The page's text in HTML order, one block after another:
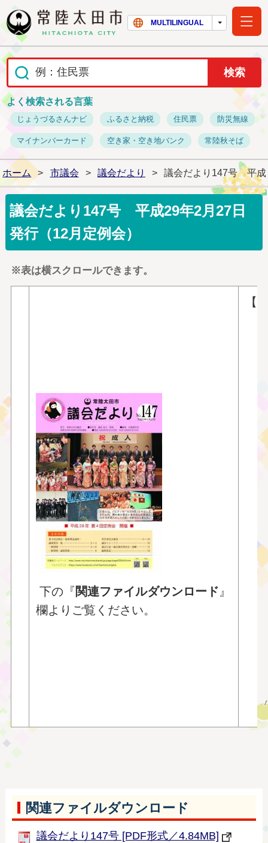
常陸太田市ホー
MULTILINGUAL
よく検索される言葉
じょうづるさんナビ ふるさと納税 住民票 防災無線
マイナンバーカード 空き家・空き地バンク 常陸秋そば
ホーム > 市議会 > 議会だより > 議会だより147号 平成
議会だより147号 平成29年2月27日
発行（12月定例会）
※表は横スクロールできます。
下の『 関連ファイルダウンロード』
欄よりご覧ください。
【
〇
〇
〇
〇
■
関連ファイルダウンロード
議会だより147号 [PDF形式／4.84MB]